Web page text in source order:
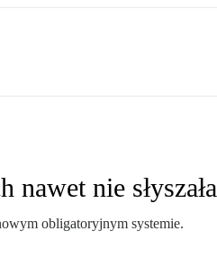
nie słyszała
obligatoryjnym systemie.